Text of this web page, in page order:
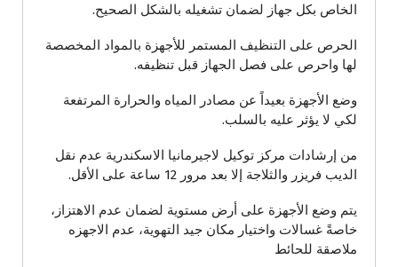
الخاص بكل جهاز لضمان تشغيله بالشكل الصحيح.
الحرص على التنظيف المستمر للأجهزة بالمواد المخصصة
لها واحرص على فصل الجهاز قبل تنظيفه.
وضع الأجهزة بعيداً عن مصادر المياه والحرارة المرتفعة
لكي لا يؤثر عليه بالسلب.
من إرشادات مركز توكيل لاجيرمانيا الاسكندرية عدم نقل
الديب فريزر والثلاجة إلا بعد مرور 12 ساعة على الأقل.
يتم وضع الأجهزة على أرض مستوية لضمان عدم الاهتزاز،
خاصةً غسالات واختيار مكان جيد التهوية، عدم الاجهزه
ملاصقة للحائط